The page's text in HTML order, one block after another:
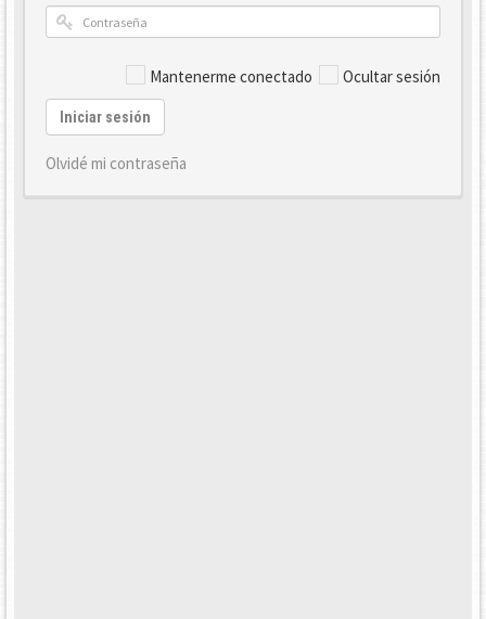
Mantenerme conectado Ocultar sesión
Iniciar sesión
Olvidé mi contraseña